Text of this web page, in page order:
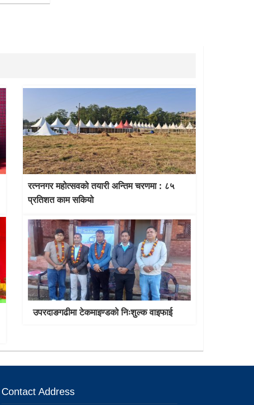
रत्ननगर महोत्सवको तयारी अन्तिम चरणमा : ८५
प्रतिशत काम सकियो
उपरदाङगढीमा टेकमाइण्डको निःशुल्क वाइफाई
Contact Address